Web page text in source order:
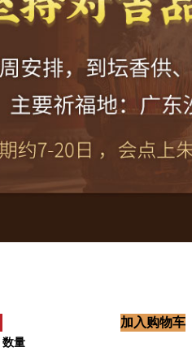
加入购物车
数量